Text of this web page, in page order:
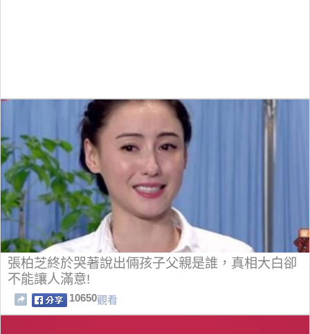
張柏芝終於哭著說出倆孩子父親是誰，真相大白卻
不能讓人滿意!
10650觀看